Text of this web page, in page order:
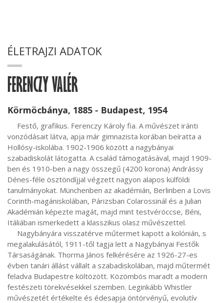
ÉLETRAJZI ADATOK
FERENCZY VALÉR
Körmöcbánya, 1885 - Budapest, 1954
vonzódásait látva, apja már gimnazista korában beíratta a
Hollósy-iskolába. 1902-1906 között a nagybányai
szabadiskolát látogatta. A család támogatásával, majd 1909-
ben és 1910-ben a nagy összegű (4200 korona) Andrássy
Dénes-féle ösztöndíjjal végzett nagyon alapos külföldi
tanulmányokat. Münchenben az akadémián, Berlinben a Lovis
Corinth-magániskolában, Párizsban Colarossinál és a Julian
Akadémián képezte magát, majd mint testvéröccse, Béni,
Itáliában ismerkedett a klasszikus olasz művészettel.
megalakulásától, 1911-től tagja lett a Nagybányai Festők
Társaságának. Thorma János felkérésére az 1926-27-es
évben tanári állást vállalt a szabadiskolában, majd műtermét
feladva Budapestre költözött. Közömbös maradt a modern
festészeti törekvésekkel szemben. Leginkább Whistler
művészetét értékelte és édesapja öntörvényű, evolutív